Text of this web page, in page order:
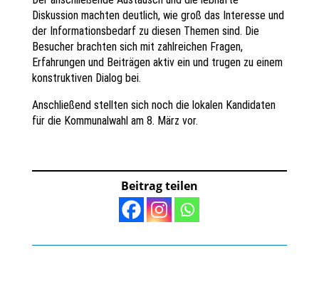
Diskussion machten deutlich, wie groß das Interesse und
der Informationsbedarf zu diesen Themen sind. Die
Besucher brachten sich mit zahlreichen Fragen,
Erfahrungen und Beiträgen aktiv ein und trugen zu einem
konstruktiven Dialog bei.
Anschließend stellten sich noch die lokalen Kandidaten
für die Kommunalwahl am 8. März vor.
Beitrag teilen